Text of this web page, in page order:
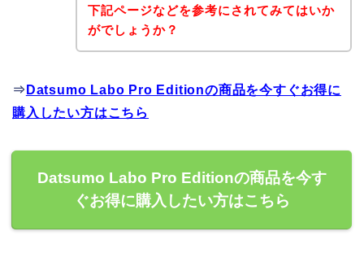
下記ページなどを参考にされてみてはいか
がでしょうか？
⇒ Datsumo Labo Pro Editionの商品を今すぐお得に
購入したい方はこちら
Datsumo Labo Pro Editionの商品を今す
ぐお得に購入したい方はこちら